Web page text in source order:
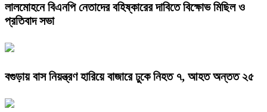
লালমোহনে বিএনপি নেতাদের বহিষ্কারের দাবিতে বিক্ষোভ মিছিল ও
প্রতিবাদ সভা
বগুড়ায় বাস নিয়ন্ত্রণ হারিয়ে বাজারে ঢুকে নিহত ৭, আহত অন্তত ২৫